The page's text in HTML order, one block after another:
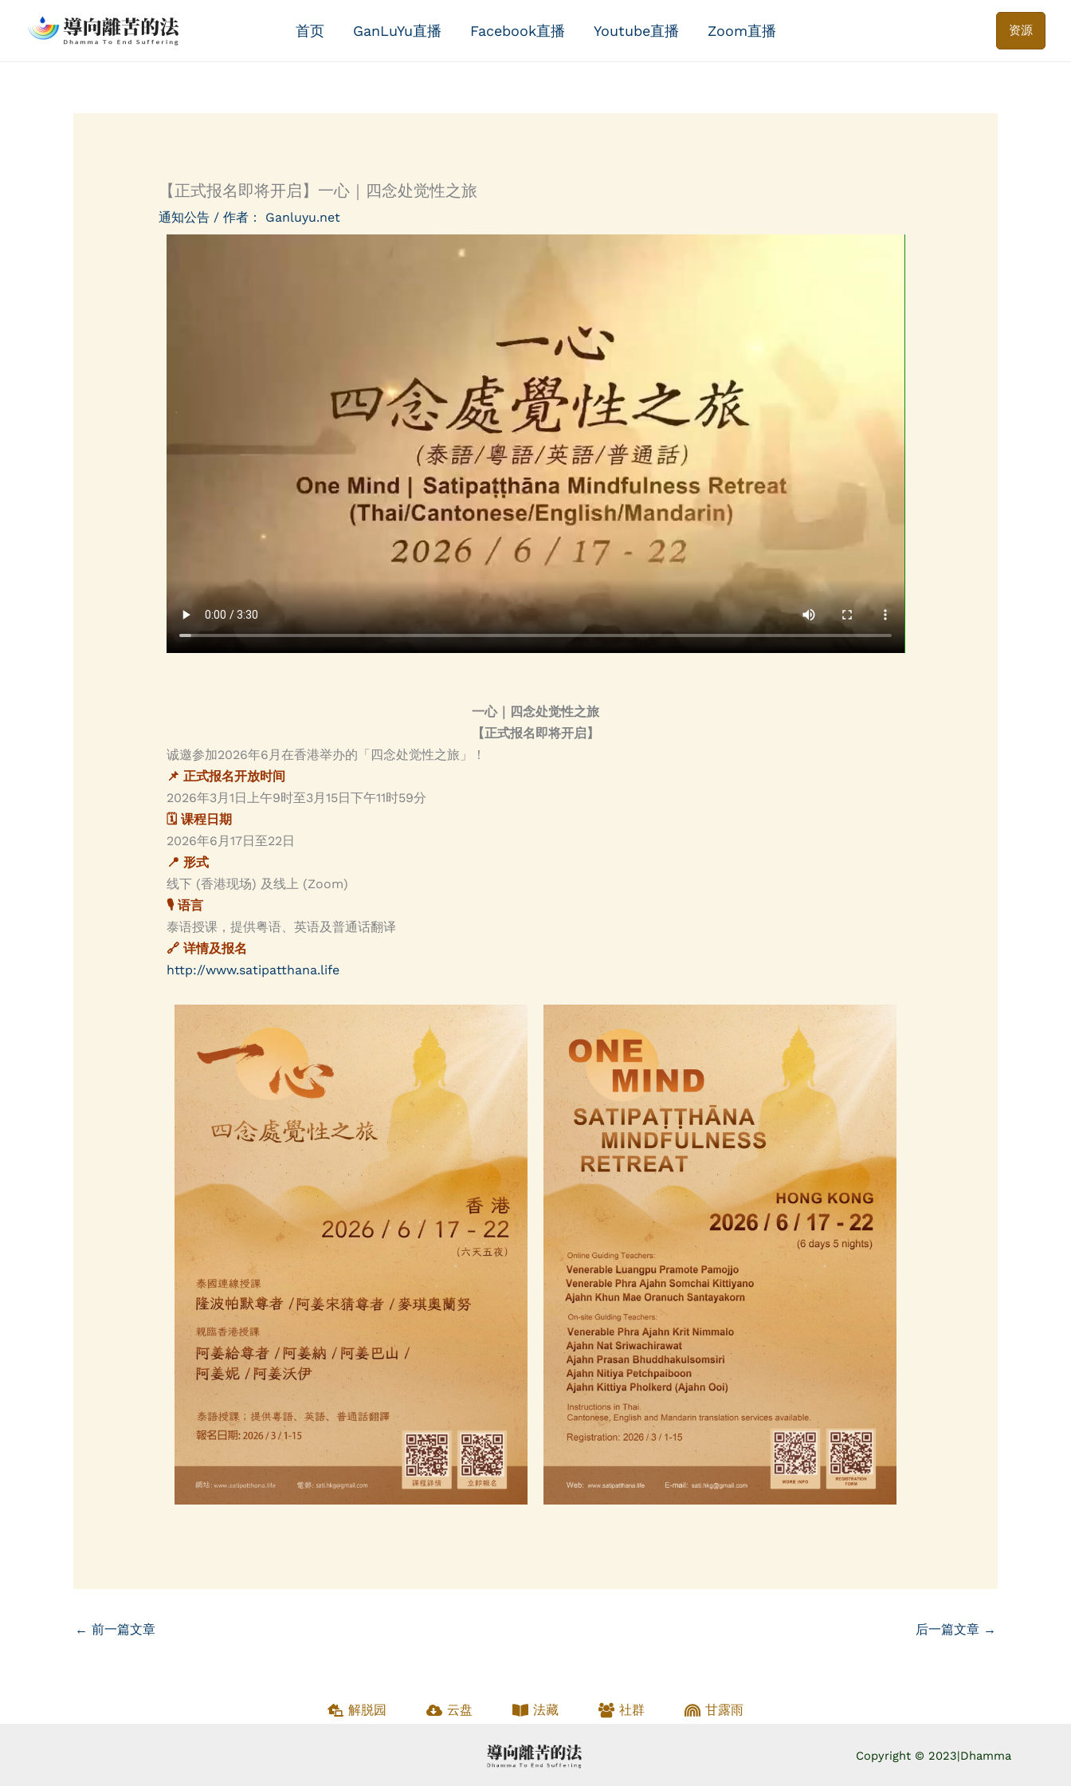
首页 GanLuYu直播 Facebook直播 Youtube直播 Zoom直播 资源
【正式报名即将开启】一心｜四念处觉性之旅
通知公告/ 作者： Ganluyu.net
一心｜四念处觉性之旅
【正式报名即将开启】
诚邀参加2026年6月在香港举办的「四念处觉性之旅」！
📌 正式报名开放时间
2026年3月1日上午9时至3月15日下午11时59分
🗓️ 课程日期
2026年6月17日至22日
📍 形式
线下 (香港现场) 及线上 (Zoom)
🎙️ 语言
泰语授课，提供粤语、英语及普通话翻译
🔗 详情及报名
http://www.satipatthana.life
← 前一篇文章 后一篇文章 →
解脱园 云盘 法藏 社群 甘露雨
Copyright © 2023|Dhamma